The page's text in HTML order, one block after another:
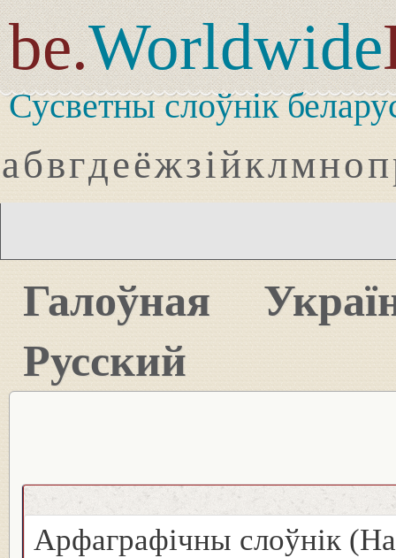
be.Worldwide
Сусветны слоўнік
абвгдеёжзійклмноп
Галоўная
Русский
Арфаграфічны слоўнік